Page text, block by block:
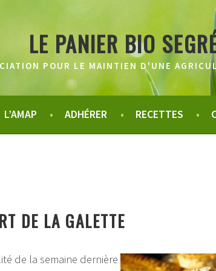
LE PANIER BIO
POUR LE MAINTIEN D'UNE
L’AMAP ADHÉRER RECETTES
DE LA GALETTE
de la semaine dernière